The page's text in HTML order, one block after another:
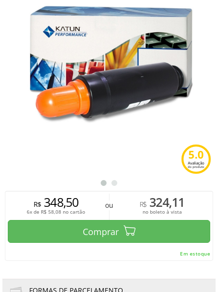
5.0
Avaliação
do produto
R$348,50
6x de R$ 58,08 no cartão
ou R$ 324,11
no boleto à vista
Comprar
Em estoque